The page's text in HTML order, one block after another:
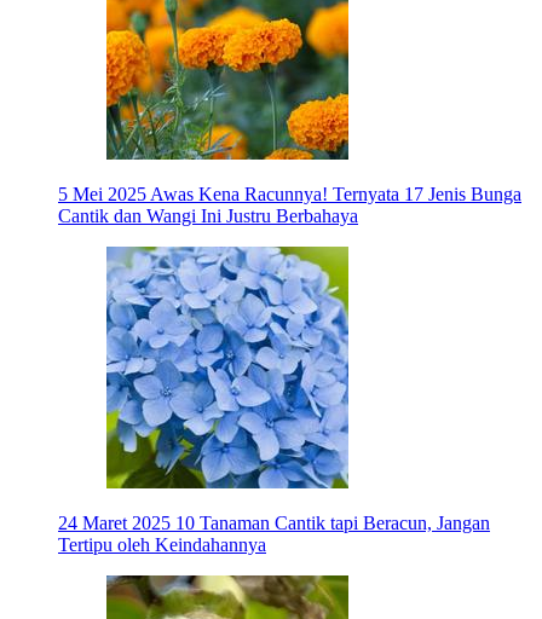
5 Mei 2025 Awas Kena Racunnya! Ternyata 17 Jenis Bunga
Cantik dan Wangi Ini Justru Berbahaya
24 Maret 2025 10 Tanaman Cantik tapi Beracun, Jangan
Tertipu oleh Keindahannya